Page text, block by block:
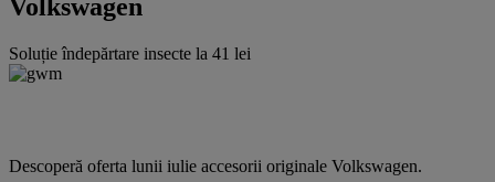
Volkswagen
Soluție îndepărtare insecte la 41 lei
Descoperă oferta lunii iulie accesorii originale Volkswagen.